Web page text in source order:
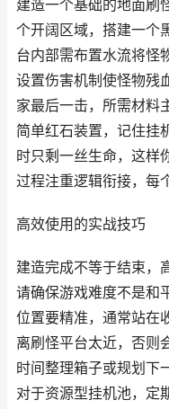
建造一个基础的地面刷
个开阔区域，搭建一个
台内部需布置水流将怪
设置伤害机制使怪物残
家最后一击，所需材料
简单红石装置，记住挂
时只剩一丝生命，这样
过程注重逻辑衔接，每
高效使用的实战技巧
建造完成不等于结束，
请确保游戏难度不是和
位置要精准，通常站在
离刷怪平台太近，否则
时间整理箱子或规划下
对于资源型挂机池，定